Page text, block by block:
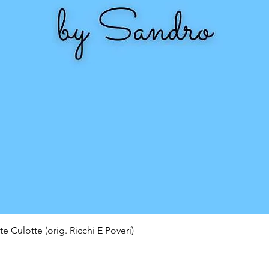
Culotte (orig. Ricchi E Poveri)